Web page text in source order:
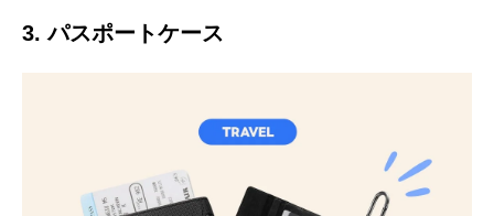
3. パスポートケース